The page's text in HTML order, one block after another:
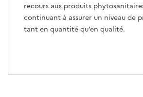
recours aux produits
continuant à assurer un niveau de
tant en quantité qu’en qualité.